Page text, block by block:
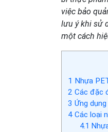
việc bảo
lưu ý khi sử
một cách
1 Nhựa
2 Các đặc
3 Ứng
4 Các loại
4.1